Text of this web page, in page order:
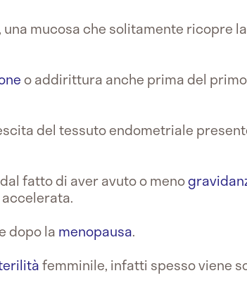
, una mucosa che solitamente ricopre
o addirittura anche prima del
del tessuto endometriale
fatto di aver avuto o meno
dopo la menopausa.
femminile, infatti spesso viene